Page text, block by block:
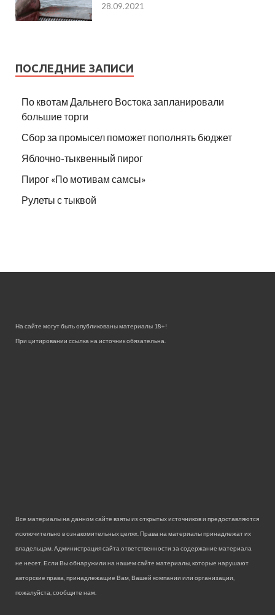
28.09.2021
ПОСЛЕДНИЕ ЗАПИСИ
По квотам Дальнего Востока запланировали
большие торги
Сбор за промысел поможет пополнять бюджет
Яблочно-тыквенный пирог
Пирог «По мотивам самсы»
Рулеты с тыквой
На сайте могут быть опубликованы материалы 18+!
При цитировании ссылка на источник обязательна.
Все материалы на данном сайте взяты из открытых источников и предоставляются
исключительно в ознакомительных целях. Права на материалы принадлежат их
владельцам. Администрация сайта ответственности за содержание материала
не несет. Если Вы обнаружили на нашем сайте материалы, которые нарушают
авторские права, принадлежащие Вам, Вашей компании или организации,
пожалуйста, сообщите нам.